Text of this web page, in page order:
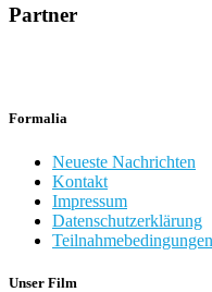
Partner
Formalia
Neueste Nachrichten
Kontakt
Impressum
Datenschutzerklärung
Unser Film